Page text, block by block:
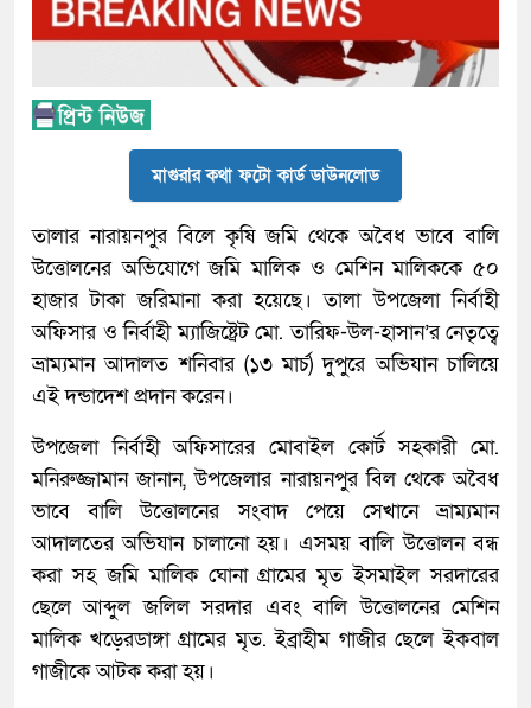
মাগুরার কথা ফটো কার্ড ডাউনলোড
তালার নারায়নপুর বিলে কৃষি জমি থেকে অবৈধ ভাবে বালি
উত্তোলনের অভিযোগে জমি মালিক ও মেশিন মালিককে ৫০
হাজার টাকা জরিমানা করা হয়েছে। তালা উপজেলা নির্বাহী
অফিসার ও নির্বাহী ম্যাজিষ্ট্রেট মো. তারিফ-উল-হাসান’র নেতৃত্বে
ভ্রাম্যমান আদালত শনিবার (১৩ মার্চ) দুপুরে অভিযান চালিয়ে
এই দন্ডাদেশ প্রদান করেন।
উপজেলা নির্বাহী অফিসারের মোবাইল কোর্ট সহকারী মো.
মনিরুজ্জামান জানান, উপজেলার নারায়নপুর বিল থেকে অবৈধ
ভাবে বালি উত্তোলনের সংবাদ পেয়ে সেখানে ভ্রাম্যমান
আদালতের অভিযান চালানো হয়। এসময় বালি উত্তোলন বন্ধ
করা সহ জমি মালিক ঘোনা গ্রামের মৃত ইসমাইল সরদারের
ছেলে আব্দুল জলিল সরদার এবং বালি উত্তোলনের মেশিন
মালিক খড়েরডাঙ্গা গ্রামের মৃত. ইব্রাহীম গাজীর ছেলে ইকবাল
গাজীকে আটক করা হয়।